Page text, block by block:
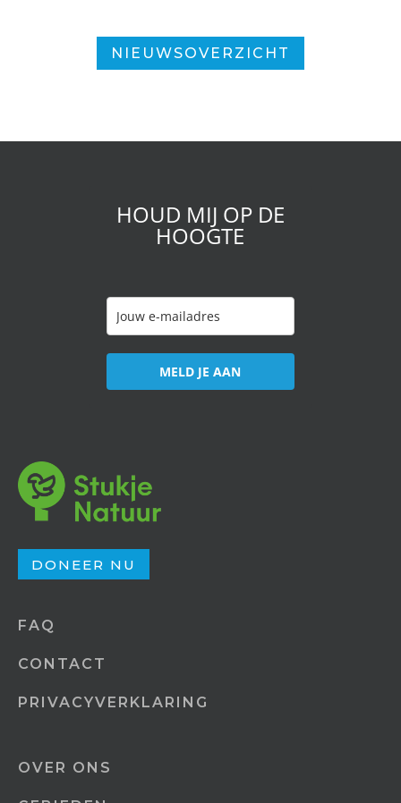
NIEUWSOVERZICHT
HOUD MIJ OP DE
HOOGTE
MELD JE AAN
DONEER NU
FAQ
CONTACT
PRIVACYVERKLARING
OVER ONS